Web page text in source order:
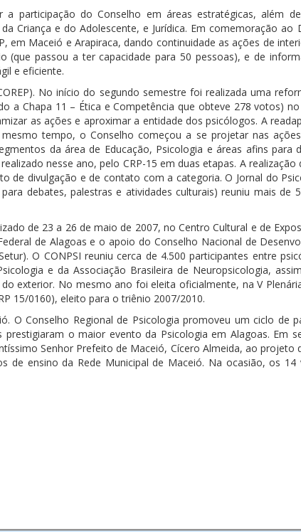
do Conselho em áreas estratégicas, além
Criança e do Adolescente, e Jurídica. Em comemoração
Maceió e Arapiraca, dando continuidade as ações de
passou a ter capacidade para 50 pessoas), e de
e eficiente.
No início do segundo semestre foi realizada uma
a Chapa 11 – Ética e Competência que obteve 278 votos)
as ações e aproximar a entidade dos psicólogos. A
tempo, o Conselho começou a se projetar nas
da área de Educação, Psicologia e áreas afins para
nesse ano, pelo CRP-15 em duas etapas. A realização
divulgação e de contato com a categoria. O Jornal do
debates, palestras e atividades culturais) reuniu mais de
de 23 a 26 de maio de 2007, no Centro Cultural e de
de Alagoas e o apoio do Conselho Nacional de
O CONPSI reuniu cerca de 4.500 participantes entre
e da Associação Brasileira de Neuropsicologia,
exterior. No mesmo ano foi eleita oficialmente, na V
15/0160), eleito para o triênio 2007/2010.
O Conselho Regional de Psicologia promoveu um ciclo de
o maior evento da Psicologia em Alagoas. Em
Senhor Prefeito de Maceió, Cícero Almeida, ao projeto
ensino da Rede Municipal de Maceió. Na ocasião, os 14